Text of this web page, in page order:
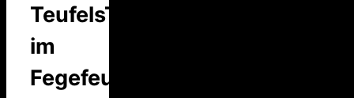
TeufelsTalk
im
Fegefeuer